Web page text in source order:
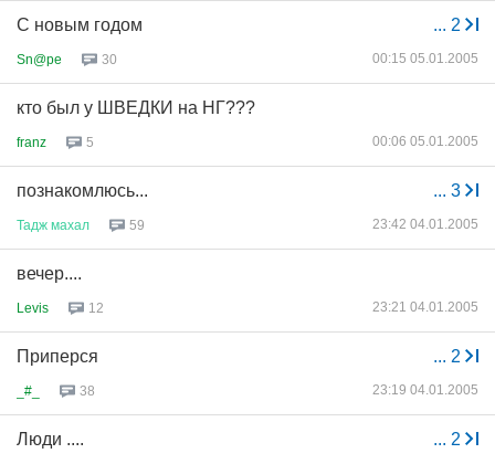
... 2
С новым годом
Sn@pe 30 00:15 05.01.2005
кто был у ШВЕДКИ на НГ???
franz 5 00:06 05.01.2005
... 3
познакомлюсь...
Тадж махал 59 23:42 04.01.2005
вечер....
Levis 12 23:21 04.01.2005
... 2
Приперся
_#_ 38 23:19 04.01.2005
... 2
Люди ....